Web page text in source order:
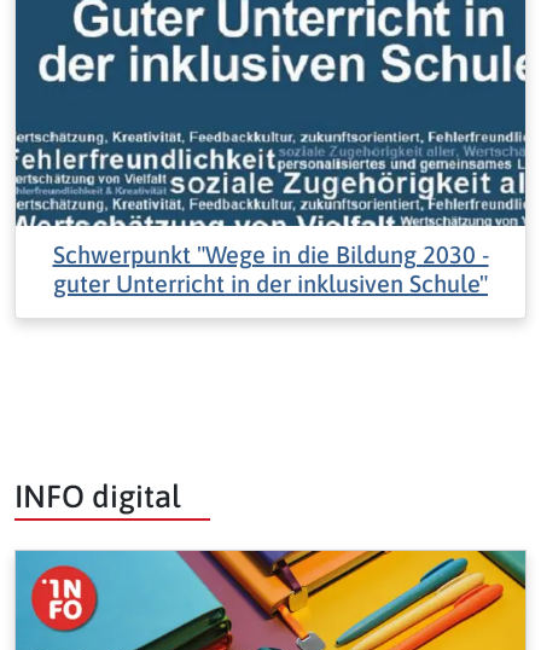
Schwerpunkt "Wege in die Bildung 2030 -
guter Unterricht in der inklusiven Schule"
INFO digital